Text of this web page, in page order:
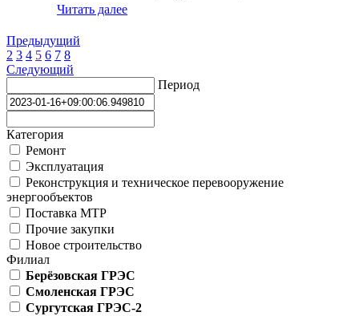
Читать далее
Предыдущий
2 3 4 5 6 7 8
Следующий
Период
Категория
Ремонт
Эксплуатация
Реконструкция и техническое перевооружение
энергообъектов
Поставка МТР
Прочие закупки
Новое строительство
Филиал
Берёзовская ГРЭС
Смоленская ГРЭС
Сургутская ГРЭС-2